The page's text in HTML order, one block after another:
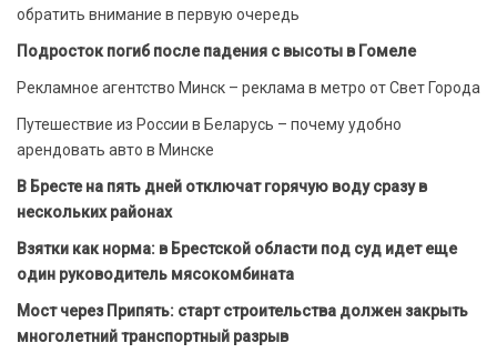
обратить внимание в первую очередь
Подросток погиб после падения с высоты в Гомеле
Рекламное агентство Минск – реклама в метро от Свет Города
Путешествие из России в Беларусь – почему удобно
арендовать авто в Минске
В Бресте на пять дней отключат горячую воду сразу в
нескольких районах
Взятки как норма: в Брестской области под суд идет еще
один руководитель мясокомбината
Мост через Припять: старт строительства должен закрыть
многолетний транспортный разрыв